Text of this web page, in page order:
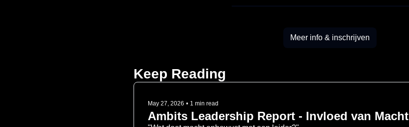
Meer info & inschrijven
Keep Reading
May 27, 2026 • 1 min read
Ambits Leadership Report - Invloed van Macht